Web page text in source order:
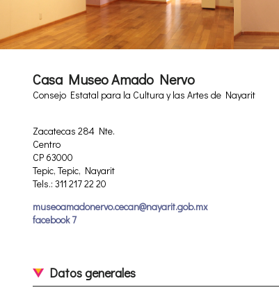
Casa Museo Amado Nervo
Consejo Estatal para la Cultura y las Artes de Nayarit
Zacatecas 284 Nte.
Centro
CP 63000
Tepic, Tepic, Nayarit
Tels.: 311 217 22 20
museoamadonervo.cecan@nayarit.gob.mx
facebook 7
Datos generales